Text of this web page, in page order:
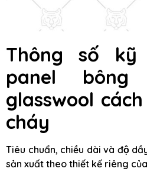
Thông số
panel
glasswool
cháy
Tiêu chuẩn, chiều dài và độ
sản xuất theo thiết kế riêng